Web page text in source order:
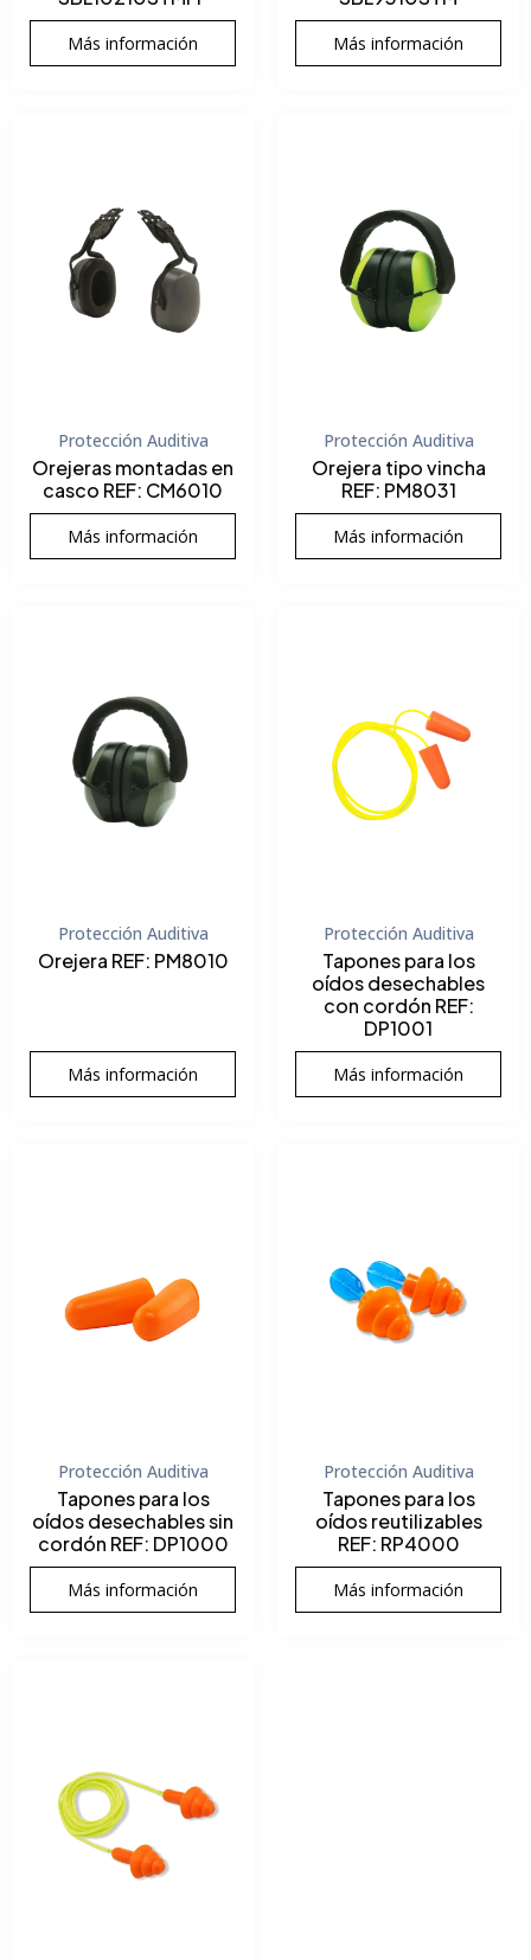
Más información Más información
Protección Auditiva
Orejeras montadas en
casco REF: CM6010
Más información
Protección Auditiva
Orejera tipo vincha
REF: PM8031
Más información
Protección Auditiva
Orejera REF: PM8010
Más información
Protección Auditiva
Tapones para los
oídos desechables
con cordón REF:
DP1001
Más información
Protección Auditiva
Tapones para los
oídos desechables sin
cordón REF: DP1000
Más información
Protección Auditiva
Tapones para los
oídos reutilizables
REF: RP4000
Más información